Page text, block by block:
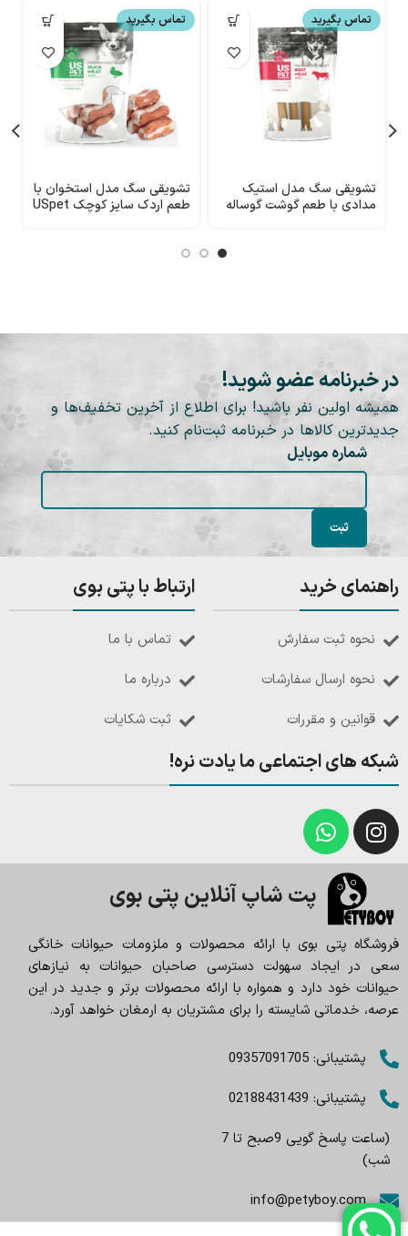
تماس بگیرید
تشویقی سگ مدل استیک
مدادی با طعم گوشت گوساله
تماس بگیرید
تشویقی سگ مدل استخوان با
طعم اردک سایز کوچک USpet
در خبرنامه عضو شوید!
همیشه اولین نفر باشید! برای اطلاع از آخرین تخفیف‌ها و
جدیدترین کالاها در خبرنامه ثبت‌نام کنید.
شماره موبایل
راهنمای خرید
نحوه ثبت سفارش
نحوه ارسال سفارشات
قوانین و مقررات
ارتباط با پتی بوی
تماس با ما
درباره ما
ثبت شکایات
شبکه های اجتماعی ما یادت نره!
پت شاپ آنلاین پتی بوی
فروشگاه پتی بوی با ارائه محصولات و ملزومات حیوانات خانگی
سعی در ایجاد سهولت دسترسی صاحبان حیوانات به نیازهای
حیوانات خود دارد و همواره با ارائه محصولات برتر و جدید در این
عرصه، خدماتی شایسته را برای مشتریان به ارمغان خواهد آورد.
پشتیبانی: 09357091705
پشتیبانی: 02188431439
(ساعت پاسخ گویی 9صبح تا 7
شب)
info@petyboy.com